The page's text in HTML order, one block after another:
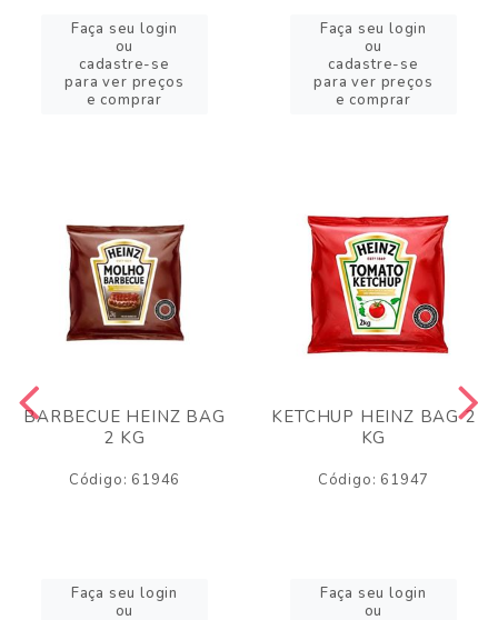
Faça seu login
ou
cadastre-se
para ver preços
e comprar
Faça seu login
ou
cadastre-se
para ver preços
e comprar
BARBECUE HEINZ BAG
2 KG
Código: 61946
Faça seu login
ou
KETCHUP HEINZ BAG 2
KG
Código: 61947
Faça seu login
ou